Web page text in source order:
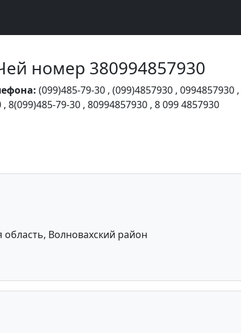
номер 380994857930
(099)485-79-30 , (099)4857930 , 0994857930 ,
, 8(099)485-79-30 , 80994857930 , 8 099 4857930
область, Волновахский район